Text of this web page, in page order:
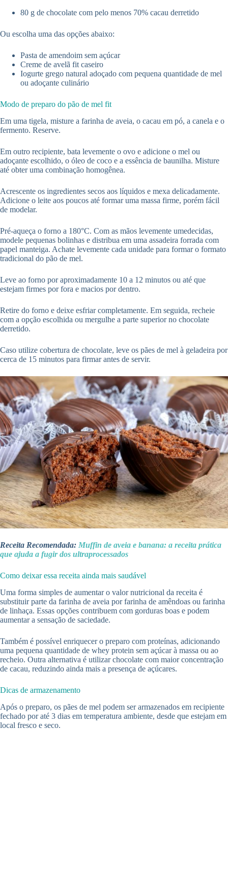
80 g de chocolate com pelo menos 70% cacau derretido
Ou escolha uma das opções abaixo:
Pasta de amendoim sem açúcar
Creme de avelã fit caseiro
Iogurte grego natural adoçado com pequena quantidade de mel
ou adoçante culinário
Modo de preparo do pão de mel fit
Em uma tigela, misture a farinha de aveia, o cacau em pó, a canela e o
fermento. Reserve.
Em outro recipiente, bata levemente o ovo e adicione o mel ou
adoçante escolhido, o óleo de coco e a essência de baunilha. Misture
até obter uma combinação homogênea.
Acrescente os ingredientes secos aos líquidos e mexa delicadamente.
Adicione o leite aos poucos até formar uma massa firme, porém fácil
de modelar.
Pré-aqueça o forno a 180°C. Com as mãos levemente umedecidas,
modele pequenas bolinhas e distribua em uma assadeira forrada com
papel manteiga. Achate levemente cada unidade para formar o formato
tradicional do pão de mel.
Leve ao forno por aproximadamente 10 a 12 minutos ou até que
estejam firmes por fora e macios por dentro.
Retire do forno e deixe esfriar completamente. Em seguida, recheie
com a opção escolhida ou mergulhe a parte superior no chocolate
derretido.
Caso utilize cobertura de chocolate, leve os pães de mel à geladeira por
cerca de 15 minutos para firmar antes de servir.
Receita Recomendada: Muffin de aveia e banana: a receita prática
que ajuda a fugir dos ultraprocessados
Como deixar essa receita ainda mais saudável
Uma forma simples de aumentar o valor nutricional da receita é
substituir parte da farinha de aveia por farinha de amêndoas ou farinha
de linhaça. Essas opções contribuem com gorduras boas e podem
aumentar a sensação de saciedade.
Também é possível enriquecer o preparo com proteínas, adicionando
uma pequena quantidade de whey protein sem açúcar à massa ou ao
recheio. Outra alternativa é utilizar chocolate com maior concentração
de cacau, reduzindo ainda mais a presença de açúcares.
Dicas de armazenamento
Após o preparo, os pães de mel podem ser armazenados em recipiente
fechado por até 3 dias em temperatura ambiente, desde que estejam em
local fresco e seco.